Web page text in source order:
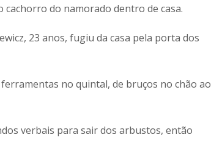
do namorado dentro de casa.
23 anos, fugiu da casa pela porta dos
no quintal, de bruços no chão ao
verbais para sair dos arbustos, então